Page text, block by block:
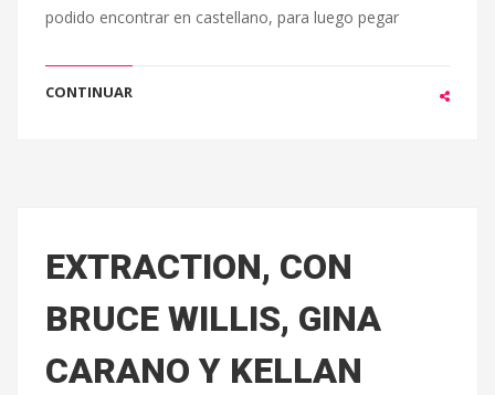
podido encontrar en castellano, para luego pegar
CONTINUAR
EXTRACTION, CON
BRUCE WILLIS, GINA
CARANO Y KELLAN